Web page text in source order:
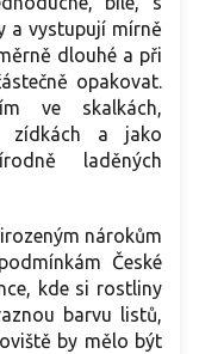
a vystupují mírně
dlouhé a při
opakovat.
ve skalkách,
zídkách a jako
laděných
nárokům
České
kde si rostliny
barvu listů,
by mělo být